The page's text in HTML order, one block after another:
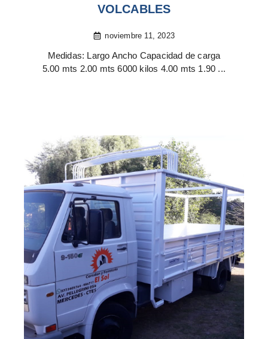
VOLCABLES
noviembre 11, 2023
Medidas: Largo Ancho Capacidad de carga
5.00 mts 2.00 mts 6000 kilos 4.00 mts 1.90 ...